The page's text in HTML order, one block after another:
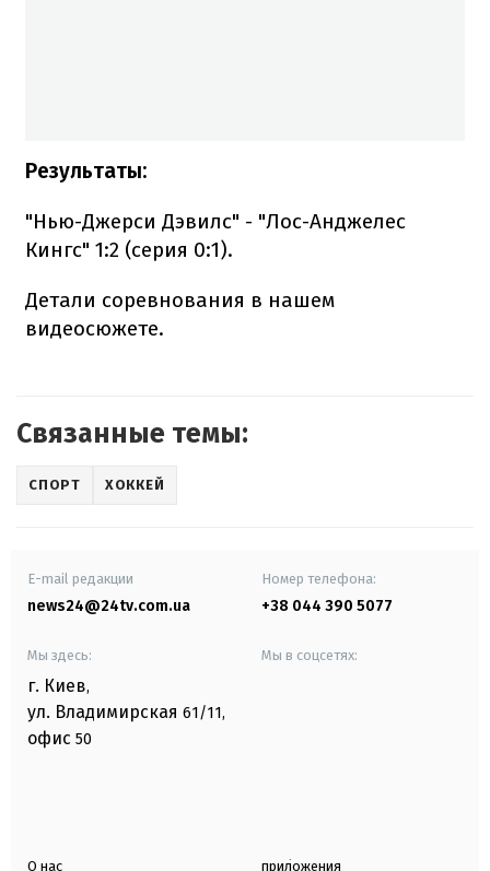
Результаты:
"Нью-Джерси Дэвилс" - "Лос-Анджелес
Кингс" 1:2 (серия 0:1).
Детали соревнования в нашем
видеосюжете.
Связанные темы:
СПОРТ ХОККЕЙ
E-mail редакции
news24@24tv.com.ua
Номер телефона:
+38 044 390 5077
Мы здесь:
г. Киев,
ул. Владимирская 61/11,
офис 50
Мы в соцсетях:
О нас приложения